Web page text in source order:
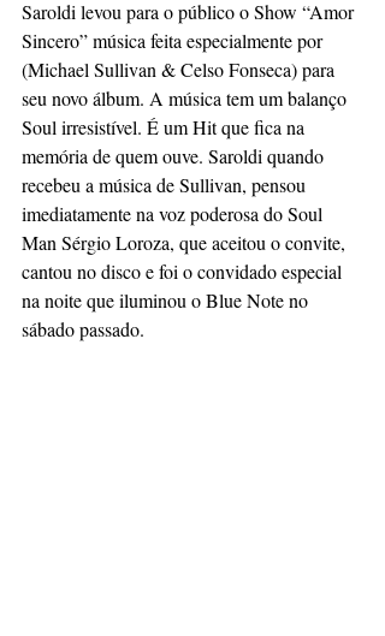
Saroldi levou para o público o Show “Amor
Sincero” música feita especialmente por
(Michael Sullivan & Celso Fonseca) para
seu novo álbum. A música tem um balanço
Soul irresistível. É um Hit que fica na
memória de quem ouve. Saroldi quando
recebeu a música de Sullivan, pensou
imediatamente na voz poderosa do Soul
Man Sérgio Loroza, que aceitou o convite,
cantou no disco e foi o convidado especial
na noite que iluminou o Blue Note no
sábado passado.